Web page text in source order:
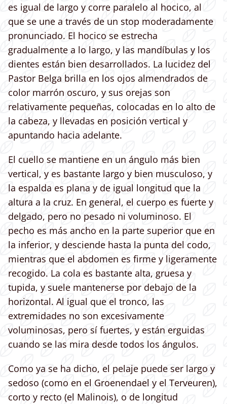
es igual de largo y corre paralelo al hocico, al
que se une a través de un stop moderadamente
pronunciado. El hocico se estrecha
gradualmente a lo largo, y las mandíbulas y los
dientes están bien desarrollados. La lucidez del
Pastor Belga brilla en los ojos almendrados de
color marrón oscuro, y sus orejas son
relativamente pequeñas, colocadas en lo alto de
la cabeza, y llevadas en posición vertical y
apuntando hacia adelante.
El cuello se mantiene en un ángulo más bien
vertical, y es bastante largo y bien musculoso, y
la espalda es plana y de igual longitud que la
altura a la cruz. En general, el cuerpo es fuerte y
delgado, pero no pesado ni voluminoso. El
pecho es más ancho en la parte superior que en
la inferior, y desciende hasta la punta del codo,
mientras que el abdomen es firme y ligeramente
recogido. La cola es bastante alta, gruesa y
tupida, y suele mantenerse por debajo de la
horizontal. Al igual que el tronco, las
extremidades no son excesivamente
voluminosas, pero sí fuertes, y están erguidas
cuando se las mira desde todos los ángulos.
Como ya se ha dicho, el pelaje puede ser largo y
sedoso (como en el Groenendael y el Terveuren),
corto y recto (el Malinois), o de longitud